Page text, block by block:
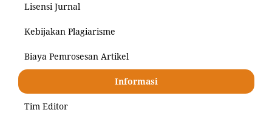
Lisensi Jurnal
Kebijakan Plagiarisme
Biaya Pemrosesan Artikel
Informasi
Tim Editor